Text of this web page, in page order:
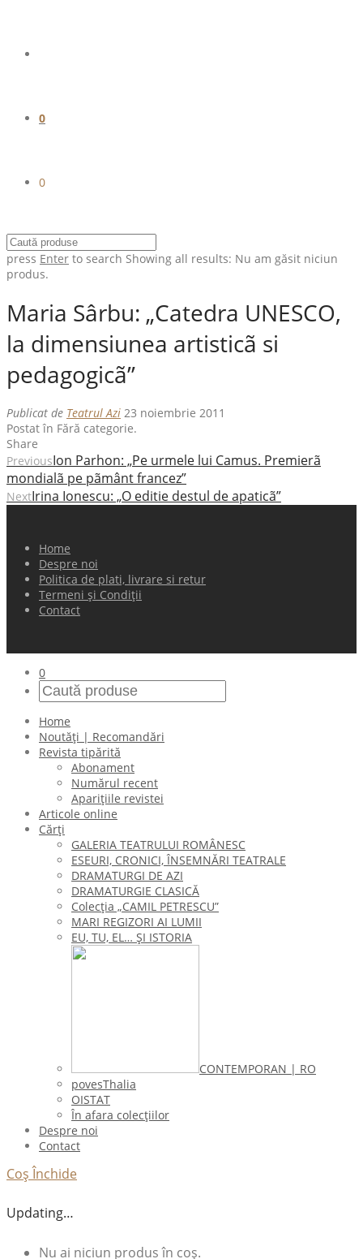
0
0
press Enter to search Showing all results: Nu am găsit niciun
produs.
Maria Sârbu: „Catedra UNESCO,
la dimensiunea artisticã si
pedagogicã”
Publicat de Teatrul Azi 23 noiembrie 2011
Postat în Fără categorie.
Share
PreviousIon Parhon: „Pe urmele lui Camus. Premierã
mondialã pe pãmânt francez”
NextIrina Ionescu: „O editie destul de apaticã”
Home
Despre noi
Politica de plati, livrare si retur
Termeni și Condiții
Contact
0
Home
Noutăți | Recomandări
Revista tipărită
Abonament
Numărul recent
Aparițiile revistei
Articole online
Cărți
GALERIA TEATRULUI ROMÂNESC
ESEURI, CRONICI, ÎNSEMNĂRI TEATRALE
DRAMATURGI DE AZI
DRAMATURGIE CLASICĂ
Colecţia „CAMIL PETRESCU”
MARI REGIZORI AI LUMII
EU, TU, EL… ŞI ISTORIA
CONTEMPORAN | RO
povesThalia
OISTAT
În afara colecţiilor
Despre noi
Contact
Coș Închide
Updating…
Nu ai niciun produs în coș.